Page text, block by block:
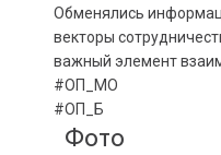
Обменялись
векторы
важный элемент
#ОП_МО
#ОП_Б
Фото